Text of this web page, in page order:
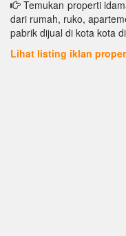
Temukan properti
dari rumah, ruko,
pabrik dijual di kota kota
Lihat listing iklan